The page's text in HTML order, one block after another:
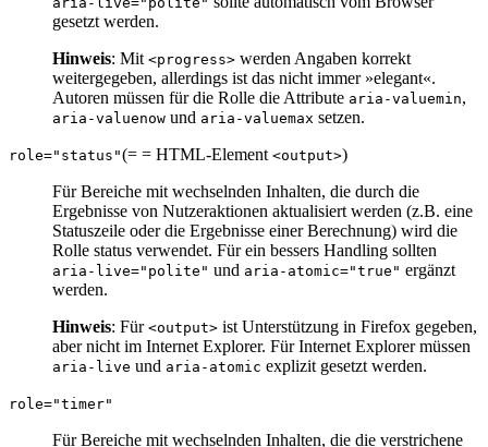
gesetzt werden.
Hinweis: Mit <progress> werden Angaben korrekt
weitergegeben, allerdings ist das nicht immer »elegant«.
Autoren müssen für die Rolle die Attribute aria-valuemin,
aria-valuenow und aria-valuemax setzen.
role="status"(= = HTML-Element <output>)
Für Bereiche mit wechselnden Inhalten, die durch die
Ergebnisse von Nutzeraktionen aktualisiert werden (z.B. eine
Statuszeile oder die Ergebnisse einer Berechnung) wird die
Rolle status verwendet. Für ein bessers Handling sollten
aria-live="polite" und aria-atomic="true" ergänzt
werden.
Hinweis: Für <output> ist Unterstützung in Firefox gegeben,
aber nicht im Internet Explorer. Für Internet Explorer müssen
aria-live und aria-atomic explizit gesetzt werden.
role="timer"
Für Bereiche mit wechselnden Inhalten, die die verstrichene